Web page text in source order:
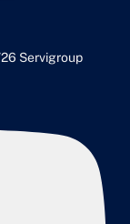
Servigroup